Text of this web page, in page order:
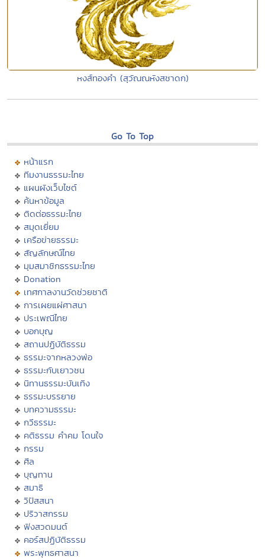
หงส์ทองคำ (สุวัณณหังสชาดก)
Go To Top
หน้าแรก
ทีมงานธรรมะไทย
แผนผังเว็บไซต์
ค้นหาข้อมูล
ติดต่อธรรมะไทย
สมุดเยี่ยม
เครือข่ายธรรมะ
สัญลักษณ์ไทย
มุมสมาชิกธรรมะไทย
Donation
เทศกาลงานวัดช่วยชาติ
การเผยแผ่ศาสนา
ประเพณีไทย
บอกบุญ
สถานปฏิบัติธรรม
ธรรมะจากหลวงพ่อ
ธรรมะกับเยาวชน
นิทานธรรมะบันเทิง
ธรรมะบรรยาย
บทความธรรมะ
กวีธรรมะ
คติธรรม คำคม โดนใจ
กรรม
ศีล
บุญทาน
สมาธิ
วิปัสสนา
ปริวาสกรรม
ฟังสวดมนต์
คอร์สปฏิบัติธรรม
พระพุทธศาสนา